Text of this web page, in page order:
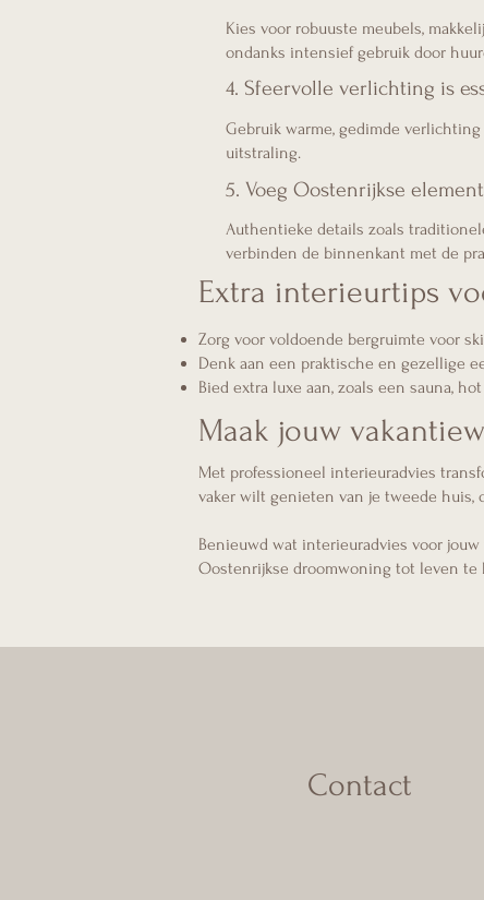
Kies voor robuuste meubels,
ondanks intensief gebruik door
4. Sfeervolle verlichting is
Gebruik warme, gedimde
uitstraling.
5. Voeg Oostenrijkse
Authentieke details zoals
verbinden de binnenkant met de
Extra interieurtips
Zorg voor voldoende bergruimte voor
Denk aan een praktische en gezellige
Bied extra luxe aan, zoals een sauna,
Maak jouw
Met professioneel interieuradvies
vaker wilt genieten van je tweede huis,
Benieuwd wat interieuradvies voor
Oostenrijkse droomwoning tot leven te
Contact